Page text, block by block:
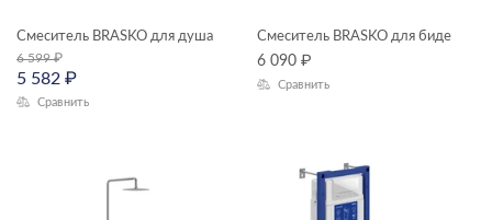
Смеситель BRASKO для душа
6 599₽
5 582 ₽
Сравнить
Смеситель BRASKO для биде
6 090 ₽
Сравнить